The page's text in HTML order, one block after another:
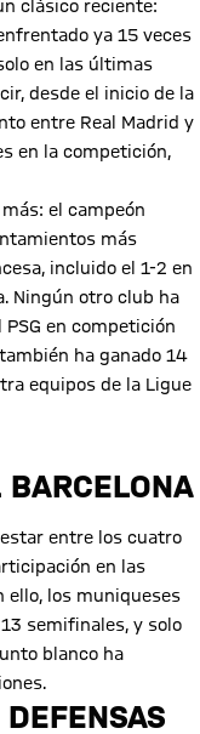
clásico reciente:
ya 15 veces
en las últimas
desde el inicio de la
entre Real Madrid y
en la competición,
el campeón
más
incluido el 1-2 en
Ningún otro club ha
en competición
ha ganado 14
equipos de la Ligue
entre los cuatro
en las
ello, los muniqueses
semifinales, y solo
blanco ha